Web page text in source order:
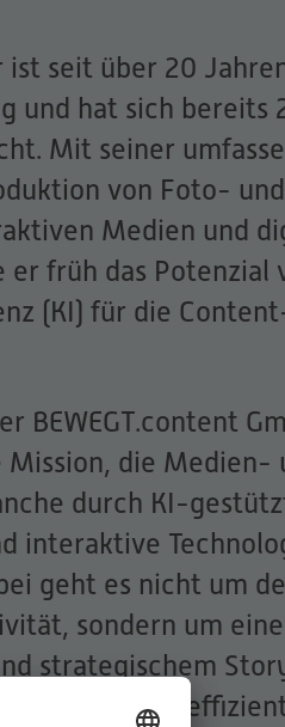
ist seit über 20
und hat sich bereits
Mit seiner
von Foto- und
Medien und
früh das Potenzial
(KI) für die
BEWEGT.content
die Medien-
durch KI-
interaktive
geht es nicht um
sondern um
strategischem
zu helfen,